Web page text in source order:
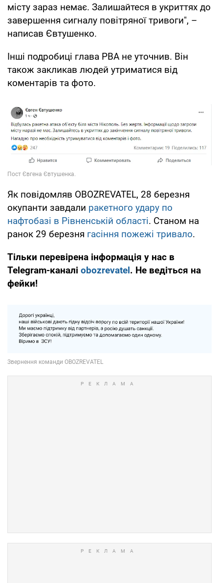
місту зараз немає. Залишайтеся в укриттях до
завершення сигналу повітряної тривоги", –
написав Євтушенко.
Інші подробиці глава РВА не уточнив. Він
також закликав людей утриматися від
коментарів та фото.
Як повідомляв OBOZREVATEL, 28 березня
окупанти завдали ракетного удару по
нафтобазі в Рівненській області. Станом на
ранок 29 березня гасіння пожежі тривало.
Тільки перевірена інформація у нас в
Telegram-каналі obozrevatel. Не ведіться на
фейки!